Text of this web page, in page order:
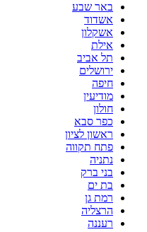
באר שבע
אשדוד
אשקלון
אילת
תל אביב
ירושלים
חיפה
מודיעין
חולון
כפר סבא
ראשון לציון
פתח תקווה
נתניה
בני ברק
בת ים
רמת גן
הרצליה
רעננה